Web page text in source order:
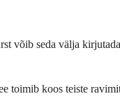
võib seda välja
toimib koos teiste